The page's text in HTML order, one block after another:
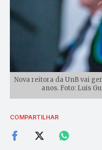
Nova reitora da UnB vai
anos. Foto: Luis
COMPARTILHAR